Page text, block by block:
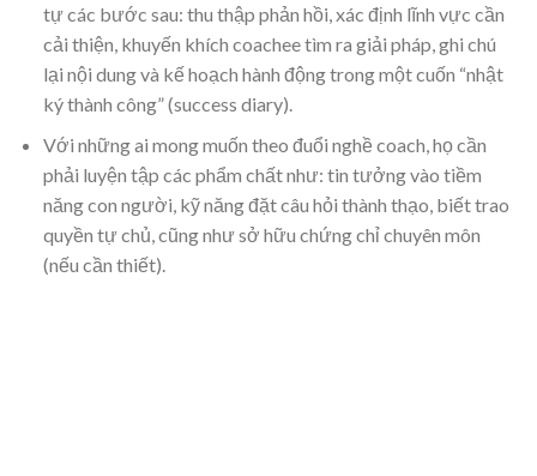
tự các bước sau: thu thập phản hồi, xác định lĩnh vực cần
cải thiện, khuyến khích coachee tìm ra giải pháp, ghi chú
lại nội dung và kế hoạch hành động trong một cuốn “nhật
ký thành công” (success diary).
Với những ai mong muốn theo đuổi nghề coach, họ cần
phải luyện tập các phẩm chất như: tin tưởng vào tiềm
năng con người, kỹ năng đặt câu hỏi thành thạo, biết trao
quyền tự chủ, cũng như sở hữu chứng chỉ chuyên môn
(nếu cần thiết).